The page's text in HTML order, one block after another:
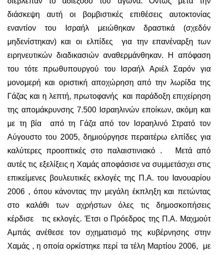
διάσκεψη αυτή οι βομβιστικές επιθέσεις αυτοκτονίας
εναντίον του Ισραήλ μειώθηκαν δραστικά (σχεδόν
μηδενίστηκαν) και οι ελπίδες για την επανέναρξη των
ειρηνευτικών διαδικασιών αναθερμάνθηκαν. Η απόφαση
του τότε πρωθυπουργού του Ισραήλ Αριέλ Σαρόν για
μονομερή και οριστική αποχώρηση από την λωρίδα της
Γάζας και η λεπτή, πρωτοφανής και παράδοξη επιχείρηση
της απομάκρυνσης 7.500 Ισραηλινών εποίκων, ακόμη και
με τη βία από τη Γάζα από τον Ισραηλινό Στρατό τον
Αύγουστο του 2005, δημιούργησε περαιτέρω ελπίδες για
καλύτερες προοπτικές στο παλαιστινιακό . Μετά από
αυτές τις εξελίξεις η Χαμάς αποφάσισε να συμμετάσχει στις
επικείμενες βουλευτικές εκλογές της Π.Α. του Ιανουαρίου
2006 , όπου κάνοντας την μεγάλη έκπληξη και πετώντας
στο καλάθι των αχρήστων όλες τις δημοσκοπήσεις
κέρδισε τις εκλογές. Έτσι ο Πρόεδρος της Π.Α. Μαχμούτ
Αμπάς ανέθεσε τον σχηματισμό της κυβέρνησης στην
Χαμάς , η οποία ορκίστηκε περί τα τέλη Μαρτίου 2006, με